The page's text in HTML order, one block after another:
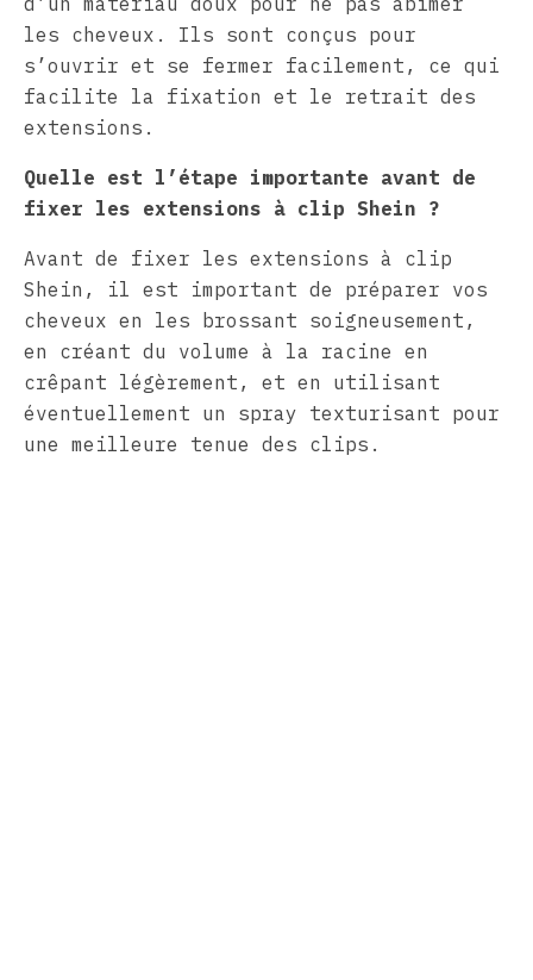
les cheveux. Ils sont conçus pour
s’ouvrir et se fermer facilement, ce qui
facilite la fixation et le retrait des
extensions.
Quelle est l’étape importante avant de
fixer les extensions à clip Shein ?
Avant de fixer les extensions à clip
Shein, il est important de préparer vos
cheveux en les brossant soigneusement,
en créant du volume à la racine en
crêpant légèrement, et en utilisant
éventuellement un spray texturisant pour
une meilleure tenue des clips.